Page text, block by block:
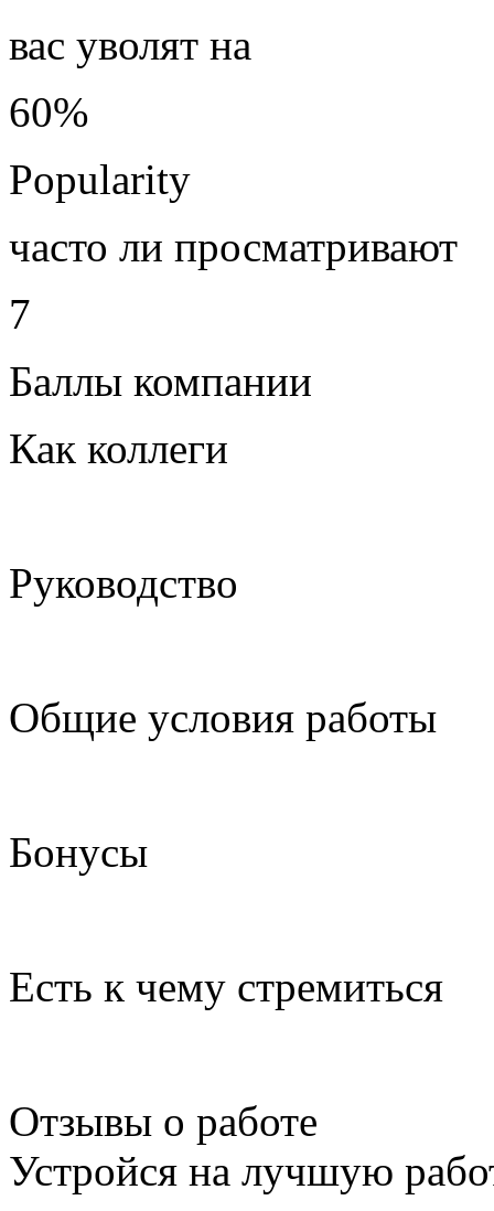
вас уволят на
60%
Popularity
часто ли просматривают
7
Баллы компании
Как коллеги
Руководство
Общие условия работы
Бонусы
Есть к чему стремиться
Отзывы о работе
Устройся на лучшую